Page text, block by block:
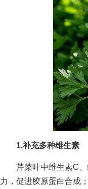
1.补充多种维生素
芹菜叶中维生素C、
力，促进胶原蛋白合成